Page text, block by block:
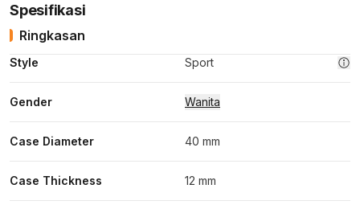
Spesifikasi
Ringkasan
Style Sport
Gender Wanita
Case Diameter 40 mm
Case Thickness 12 mm